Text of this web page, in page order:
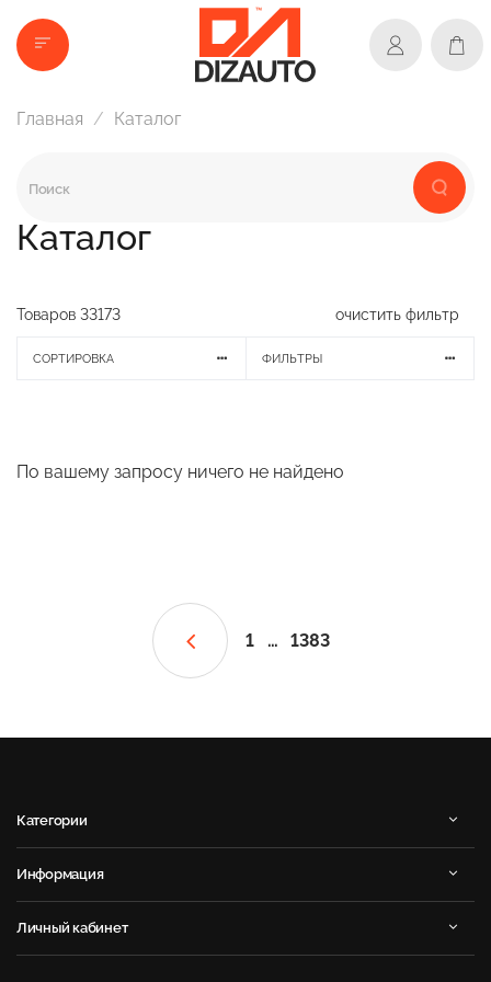
Главная Каталог
Каталог
Товаров 33173 очистить фильтр
СОРТИРОВКА ФИЛЬТРЫ
По вашему запросу ничего не найдено
1 … 1383
Категории
Информация
Личный кабинет